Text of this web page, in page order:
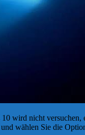
wird nicht versuchen,
wählen Sie die